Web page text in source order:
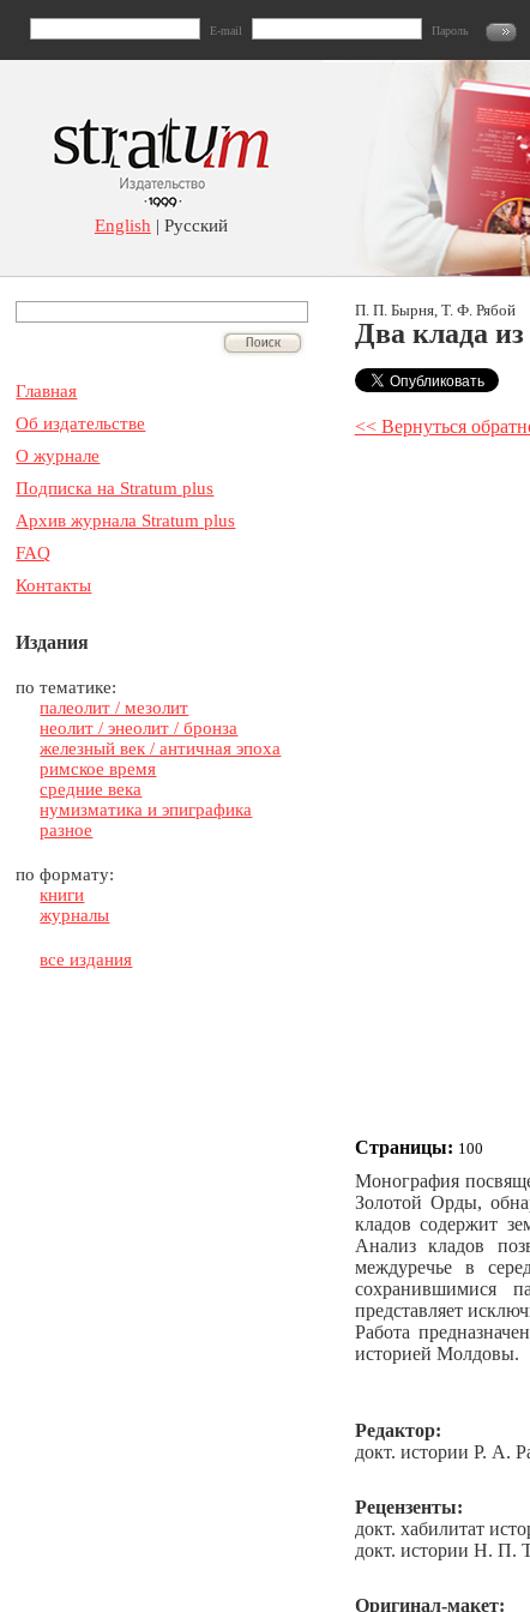
E-mail Пароль
English | Русский
Главная
Об издательстве
О журнале
Подписка на Stratum plus
Архив журнала Stratum plus
FAQ
Контакты
Издания
по тематике:
палеолит / мезолит
неолит / энеолит / бронза
железный век / античная эпоха
римское время
средние века
нумизматика и эпиграфика
разное
по формату:
книги
журналы
все издания
П. П. Бырня, Т. Ф. Рябой
Два клада
<< Вернуться
Страницы: 100
Монография
Золотой Орды,
кладов содержит
Анализ кладов
междуречье в
сохранившимися
представляет
Работа
историей Молдовы.
Редактор:
докт. истории Р. А.
Рецензенты:
докт. хабилитат
докт. истории Н. П.
Оригинал-макет: